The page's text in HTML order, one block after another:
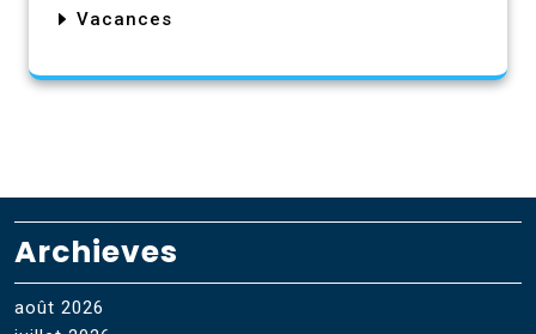
Vacances
Archieves
août 2026